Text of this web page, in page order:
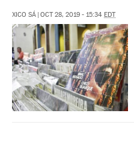
XICO SÁ OCT 28, 2019 - 15:34 EDT